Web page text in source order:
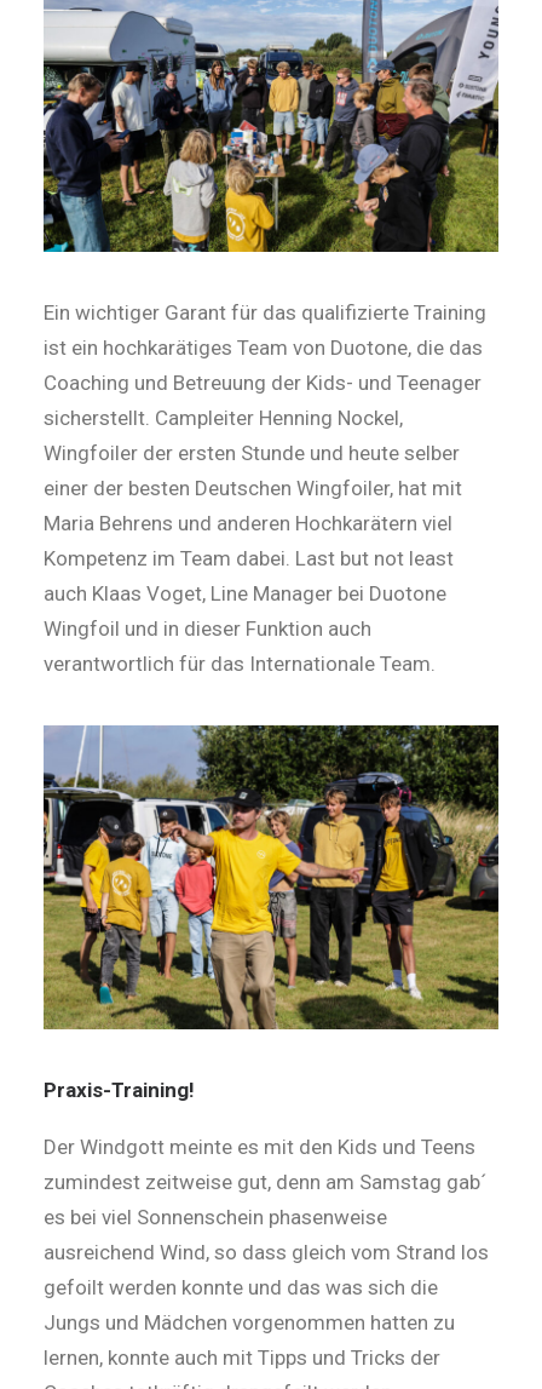
Ein wichtiger Garant für das qualifizierte Training
ist ein hochkarätiges Team von Duotone, die das
Coaching und Betreuung der Kids- und Teenager
sicherstellt. Campleiter Henning Nockel,
Wingfoiler der ersten Stunde und heute selber
einer der besten Deutschen Wingfoiler, hat mit
Maria Behrens und anderen Hochkarätern viel
Kompetenz im Team dabei. Last but not least
auch Klaas Voget, Line Manager bei Duotone
Wingfoil und in dieser Funktion auch
verantwortlich für das Internationale Team.
Praxis-Training!
Der Windgott meinte es mit den Kids und Teens
zumindest zeitweise gut, denn am Samstag gab´
es bei viel Sonnenschein phasenweise
ausreichend Wind, so dass gleich vom Strand los
gefoilt werden konnte und das was sich die
Jungs und Mädchen vorgenommen hatten zu
lernen, konnte auch mit Tipps und Tricks der